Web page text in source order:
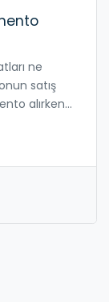
ne
satış
alırken
Hem
fiyatları
da